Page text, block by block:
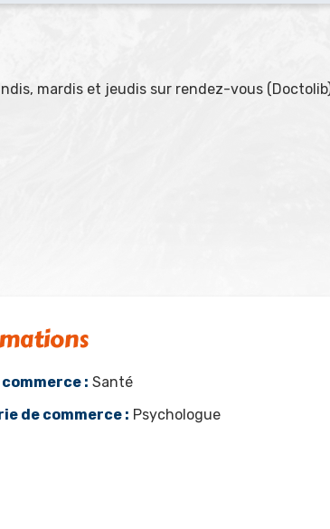
mardis et jeudis sur rendez-vous
commerce : Santé
de commerce : Psychologue